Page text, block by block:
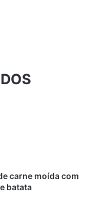
carne moída com
batata